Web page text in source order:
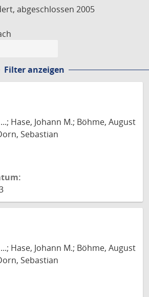
abgeschlossen 2005
Filter anzeigen
Hase, Johann M.; Böhme, August
Sebastian
Hase, Johann M.; Böhme, August
Sebastian